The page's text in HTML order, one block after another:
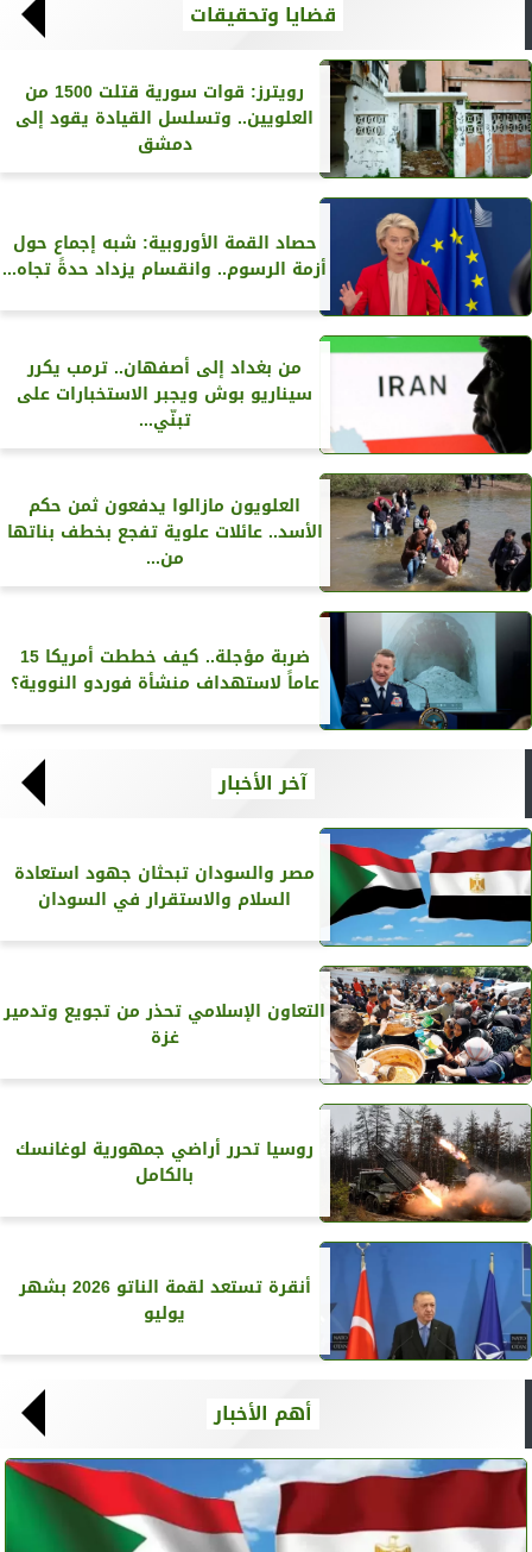
قضايا وتحقيقات
رويترز‏: قوات سورية قتلت 1500 من
العلويين.. وتسلسل القيادة يقود إلى
دمشق
حصاد القمة الأوروبية: شبه إجماع حول
أزمة الرسوم.. وانقسام يزداد حدةً تجاه...
من بغداد إلى أصفهان.. ترمب يكرر
سيناريو بوش ويجبر الاستخبارات على
تبنّي...
العلويون مازالوا يدفعون ثمن حكم
الأسد.. عائلات علوية تفجع بخطف بناتها
من...
ضربة مؤجلة.. كيف خططت أمريكا 15
عاماً لاستهداف منشأة فوردو النووية؟
آخر الأخبار
مصر والسودان تبحثان جهود استعادة
السلام والاستقرار في السودان
التعاون الإسلامي تحذر من تجويع وتدمير
غزة
روسيا تحرر أراضي جمهورية لوغانسك
بالكامل
أنقرة تستعد لقمة الناتو 2026 بشهر
يوليو
أهم الأخبار